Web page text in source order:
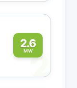
2.6
MW2